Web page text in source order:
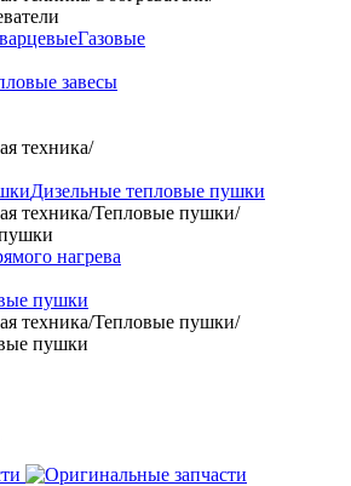
Газовые
завесы
техника/
Дизельные тепловые пушки
техника/Тепловые пушки/
нагрева
пушки
техника/Тепловые пушки/
пушки